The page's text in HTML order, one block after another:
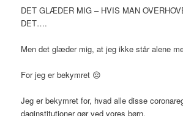
DET GLÆDER MIG – HVIS MAN
DET….
Men det glæder mig, at jeg ikke står alene
For jeg er bekymret 😔
Jeg er bekymret for, hvad alle disse
daginstitutioner gør ved vores børn.